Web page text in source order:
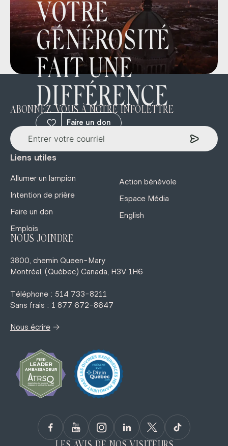
VOTRE
GÉNÉROSITÉ
FAIT UNE
DIFFÉRENCE
Faire un don
ABONNEZ-VOUS À NOTRE INFOLETTRE
Liens utiles
Allumer un lampion
Intention de prière
Faire un don
Emplois
Action bénévole
Espace Média
English
NOUS JOINDRE
3800, chemin Queen-Mary
Montréal, (Québec) Canada, H3V 1H6
Téléphone : 514 733-8211
Sans frais : 1 877 672-8647
Nous écrire →